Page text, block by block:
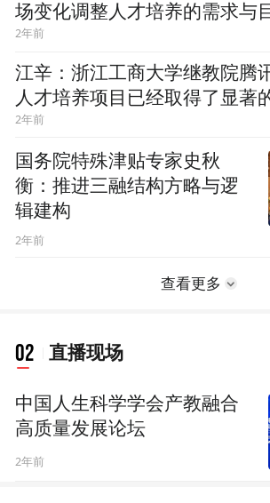
场变化调整人才培养的需求与
2年前
江辛：浙江工商大学继教院腾
人才培养项目已经取得了显著
2年前
国务院特殊津贴专家史秋
衡：推进三融结构方略与逻
辑建构
2年前
查看更多
02 直播现场
中国人生科学学会产教融合
高质量发展论坛
2年前